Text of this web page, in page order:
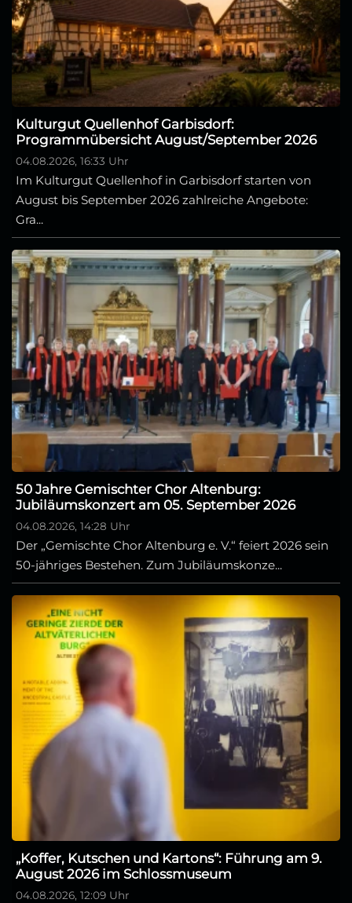
Kulturgut Quellenhof Garbisdorf:
Programmübersicht August/September 2026
04.08.2026, 16:33 Uhr
Im Kulturgut Quellenhof in Garbisdorf starten von
August bis September 2026 zahlreiche Angebote:
Gra...
50 Jahre Gemischter Chor Altenburg:
Jubiläumskonzert am 05. September 2026
04.08.2026, 14:28 Uhr
Der „Gemischte Chor Altenburg e. V.“ feiert 2026 sein
50-jähriges Bestehen. Zum Jubiläumskonze...
„Koffer, Kutschen und Kartons“: Führung am 9.
August 2026 im Schlossmuseum
04.08.2026, 12:09 Uhr